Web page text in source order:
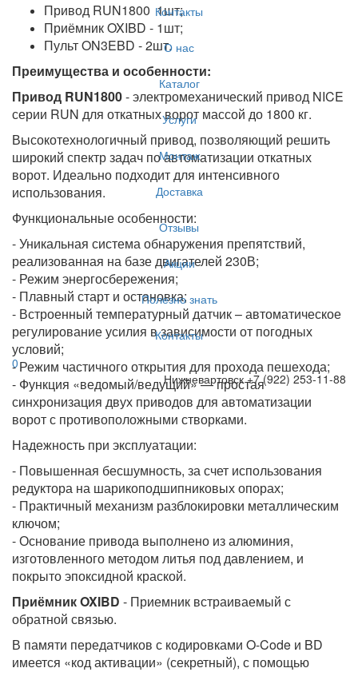
Контакты
О нас
Каталог
Услуги
Монтаж
Доставка
Отзывы
Акции
Полезно знать
Контакты
0
Нижневартовск+7 (922) 253-11-88
Привод RUN1800 1шт;
Приёмник OXIBD - 1шт;
Пульт ON3EBD - 2шт.
Преимущества и особенности:
Привод RUN1800- электромеханический привод NICE
серии RUN для откатных ворот массой до 1800 кг.
Высокотехнологичный привод, позволяющий решить
широкий спектр задач по автоматизации откатных
ворот. Идеально подходит для интенсивного
использования.
Функциональные особенности:
- Уникальная система обнаружения препятствий,
реализованная на базе двигателей 230В;
- Режим энергосбережения;
- Плавный старт и остановка;
- Встроенный температурный датчик – автоматическое
регулирование усилия в зависимости от погодных
условий;
- Режим частичного открытия для прохода пешехода;
- Функция «ведомый/ведущий» — простая
синхронизация двух приводов для автоматизации
ворот с противоположными створками.
Надежность при эксплуатации:
- Повышенная бесшумность, за счет использования
редуктора на шарикоподшипниковых опорах;
- Практичный механизм разблокировки металлическим
ключом;
- Основание привода выполнено из алюминия,
изготовленного методом литья под давлением, и
покрыто эпоксидной краской.
Приёмник OXIBD - Приемник встраиваемый с
обратной связью.
В памяти передатчиков с кодировками O-Code и BD
имеется «код активации» (секретный), с помощью